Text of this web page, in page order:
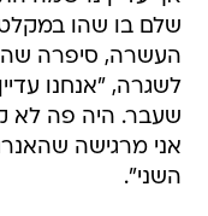
שלם בו שהו
העשרה, סיפרה
לשגרה, "אנחנו
שעבר. היה פה לא
אני מרגישה
השני".